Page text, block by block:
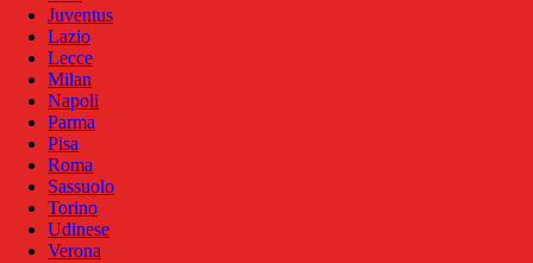
Juventus
Lazio
Lecce
Milan
Napoli
Parma
Pisa
Roma
Sassuolo
Torino
Udinese
Verona